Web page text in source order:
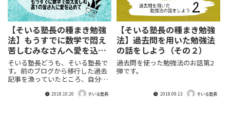
【そいる塾長の種まき勉強
法】もうすでに数学で悶え
苦しむみなさんへ愛を込め
て
そいる塾長どうも、そいる塾長で
す。前のブログから移行した過去
記事を漁っていたところ、自分で
書いた覚えの全く無い記事が出て
きました。ちょうどそのタイミン
2018.10.20 そいる塾長
【そいる塾長の種まき勉強
法】過去問を用いた勉強法
の話をしよう（その２）
過去問を使った勉強法のお話第2
弾です。
2018.09.13 そいる塾長